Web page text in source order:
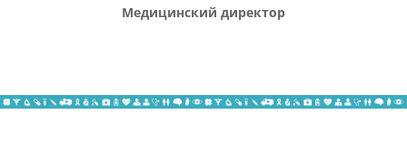
Медицинский директор